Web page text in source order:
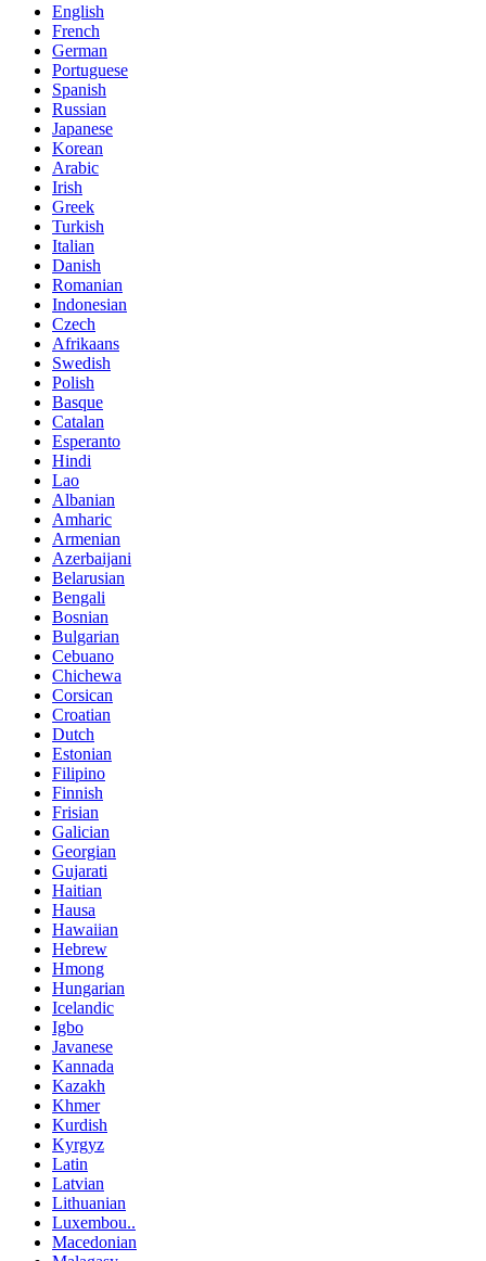
English
French
German
Portuguese
Spanish
Russian
Japanese
Korean
Arabic
Irish
Greek
Turkish
Italian
Danish
Romanian
Indonesian
Czech
Afrikaans
Swedish
Polish
Basque
Catalan
Esperanto
Hindi
Lao
Albanian
Amharic
Armenian
Azerbaijani
Belarusian
Bengali
Bosnian
Bulgarian
Cebuano
Chichewa
Corsican
Croatian
Dutch
Estonian
Filipino
Finnish
Frisian
Galician
Georgian
Gujarati
Haitian
Hausa
Hawaiian
Hebrew
Hmong
Hungarian
Icelandic
Igbo
Javanese
Kannada
Kazakh
Khmer
Kurdish
Kyrgyz
Latin
Latvian
Lithuanian
Luxembou..
Macedonian